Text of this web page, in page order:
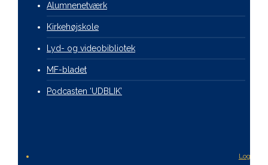
Alumnenetværk
Kirkehøjskole
Lyd- og videobibliotek
MF-bladet
Podcasten ‘UDBLIK’
Login